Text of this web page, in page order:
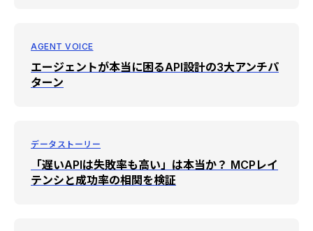
AGENT VOICE
エージェントが本当に困るAPI設計の3大アンチパ
ターン
データストーリー
「遅いAPIは失敗率も高い」は本当か？ MCPレイ
テンシと成功率の相関を検証